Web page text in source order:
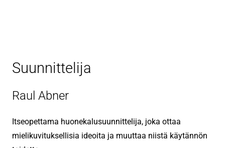
Suunnittelija
Raul Abner
Itseopettama huonekalusuunnittelija, joka ottaa
mielikuvituksellisia ideoita ja muuttaa niistä käytännön